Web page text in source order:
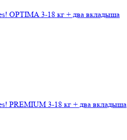
OPTIMA 3-18 кг + два вкладыша
PREMIUM 3-18 кг + два вкладыша